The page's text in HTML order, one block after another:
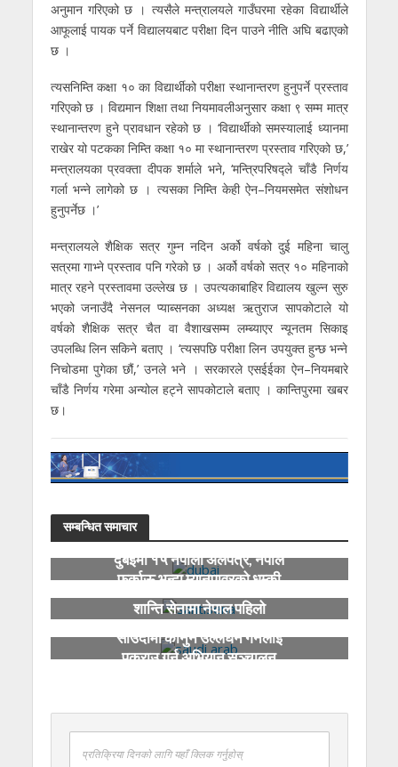
अनुमान गरिएको छ । त्यसैले मन्त्रालयले गाउँघरमा रहेका विद्यार्थीले
आफूलाई पायक पर्ने विद्यालयबाट परीक्षा दिन पाउने नीति अघि बढाएको
छ ।
त्यसनिम्ति कक्षा १० का विद्यार्थीको परीक्षा स्थानान्तरण हुनुपर्ने प्रस्ताव
गरिएको छ । विद्यमान शिक्षा तथा नियमावलीअनुसार कक्षा ९ सम्म मात्र
स्थानान्तरण हुने प्रावधान रहेको छ । ‘विद्यार्थीको समस्यालाई ध्यानमा
राखेर यो पटकका निम्ति कक्षा १० मा स्थानान्तरण प्रस्ताव गरिएको छ,’
मन्त्रालयका प्रवक्ता दीपक शर्माले भने, ‘मन्त्रिपरिषद्ले चाँडै निर्णय
गर्ला भन्ने लागेको छ । त्यसका निम्ति केही ऐन–नियमसमेत संशोधन
हुनुपर्नेछ ।’
मन्त्रालयले शैक्षिक सत्र गुम्न नदिन अर्को वर्षको दुई महिना चालु
सत्रमा गाभ्ने प्रस्ताव पनि गरेको छ । अर्को वर्षको सत्र १० महिनाको
मात्र रहने प्रस्तावमा उल्लेख छ । उपत्यकाबाहिर विद्यालय खुल्न सुरु
भएको जनाउँदै नेसनल प्याब्सनका अध्यक्ष ऋतुराज सापकोटाले यो
वर्षको शैक्षिक सत्र चैत वा वैशाखसम्म लम्ब्याएर न्यूनतम सिकाइ
उपलब्धि लिन सकिने बताए । ‘त्यसपछि परीक्षा लिन उपयुक्त हुन्छ भन्ने
निचोडमा पुगेका छौं,’ उनले भने । सरकारले एसईईका ऐन–नियमबारे
चाँडै निर्णय गरेमा अन्योल हट्ने सापकोटाले बताए । कान्तिपुरमा खबर
छ।
सम्बन्धित समाचार
दुबईमा १५ नेपाली अलपत्र, नेपाल
फर्काऊ भन्दा म्यानपावरको धम्की
शान्ति सेनामा नेपाल पहिलो
साउदीमा कानुन उल्लंघन गर्नेलाई
पक्राउ गर्न अभियान सञ्चालन
प्रतिक्रिया दिनको लागि यहाँ क्लिक गर्नुहोस्